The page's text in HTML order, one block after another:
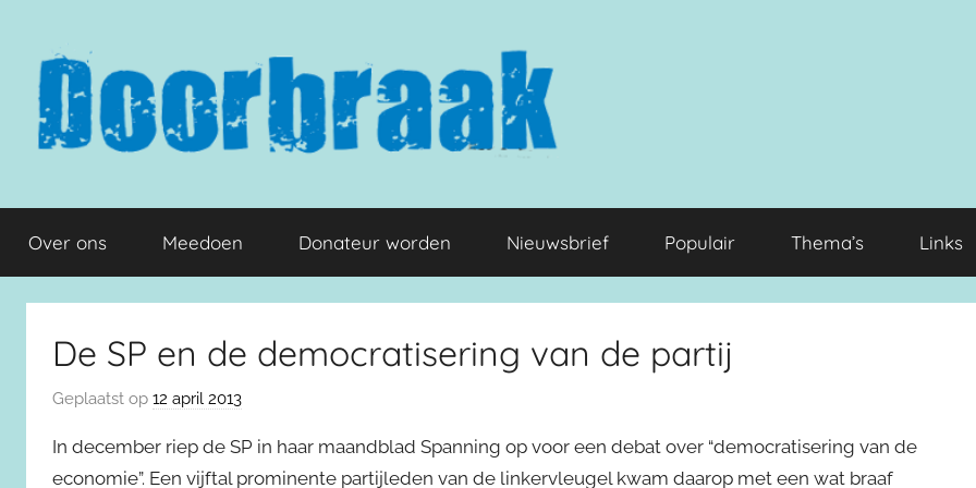
inhoud
springen
Doorbraak.eu
Over ons Meedoen Donateur worden Nieuwsbrief Populair Thema’s Links
De SP en de democratisering van de partij
Geplaatst op 12 april 2013
In december riep de SP in haar maandblad Spanning op voor een debat over “democratisering van de
economie”. Een vijftal prominente partijleden van de linkervleugel kwam daarop met een wat braaf